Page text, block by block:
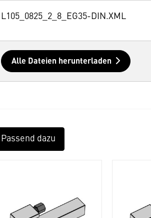
L105_0825_2_8_EG35-DIN.XML
Alle Dateien herunterladen
Passend dazu